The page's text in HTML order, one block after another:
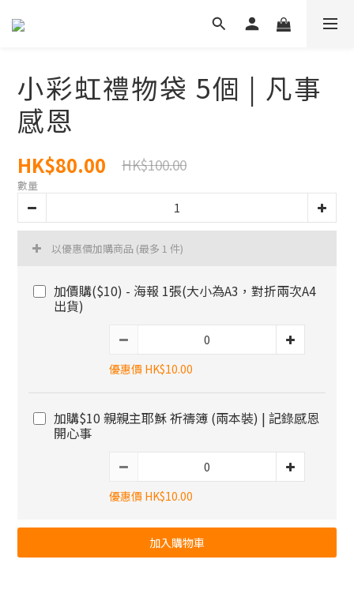
小彩虹禮物袋 5個 | 凡事
感恩
HK$80.00 HK$100.00
數量
以優惠價加購商品 (最多 1 件)
加價購($10) - 海報 1張(大小為A3，對折兩次A4
出貨)
優惠價 HK$10.00
加購$10 親親主耶穌 祈禱簿 (兩本裝) | 記錄感恩
開心事
優惠價 HK$10.00
加入購物車